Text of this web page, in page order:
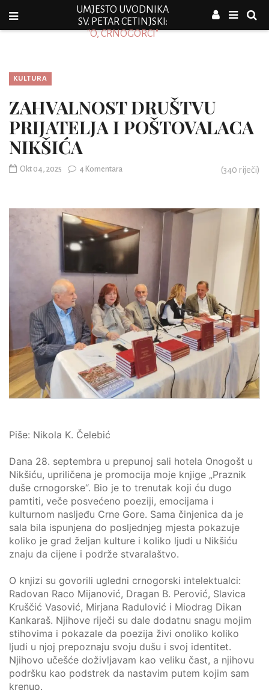
UMJESTO UVODNIKA
SV. PETAR CETINJSKI:
"O, CRNOGORCI"
KULTURA
ZAHVALNOST DRUŠTVU
PRIJATELJA I POŠTOVALACA
NIKŠIĆA
Okt 04, 2025 4 Komentara (340 riječi)
Piše: Nikola K. Čelebić
Dana 28. septembra u prepunoj sali hotela Onogošt u
Nikšiću, upriličena je promocija moje knjige „Praznik
duše crnogorske“. Bio je to trenutak koji ću dugo
pamtiti, veče posvećeno poeziji, emocijama i
kulturnom nasljeđu Crne Gore. Sama činjenica da je
sala bila ispunjena do posljednjeg mjesta pokazuje
koliko je grad željan kulture i koliko ljudi u Nikšiću
znaju da cijene i podrže stvaralaštvo.
O knjizi su govorili ugledni crnogorski intelektualci:
Radovan Raco Mijanović, Dragan B. Perović, Slavica
Kruščić Vasović, Mirjana Radulović i Miodrag Dikan
Kankaraš. Njihove riječi su dale dodatnu snagu mojim
stihovima i pokazale da poezija živi onoliko koliko
ljudi u njoj prepoznaju svoju dušu i svoj identitet.
Njihovo učešće doživljavam kao veliku čast, a njihovu
podršku kao podstrek da nastavim putem kojim sam
krenuo.